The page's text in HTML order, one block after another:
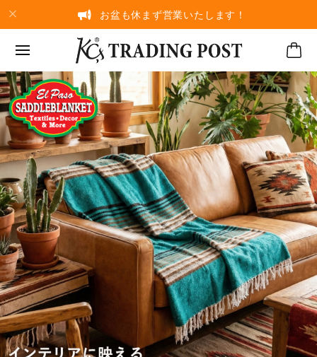
お盆も休まず営業いたします！